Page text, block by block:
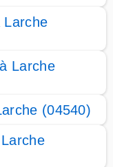
Larche
Larche
(04540)